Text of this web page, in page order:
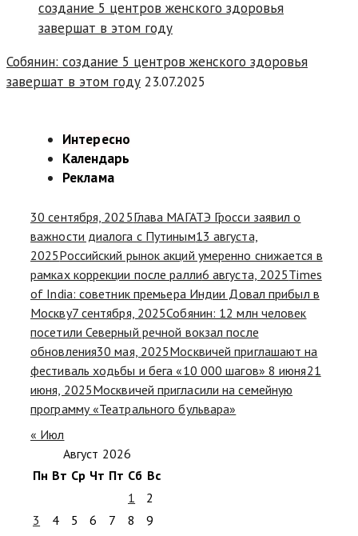
Собянин: создание 5 центров женского здоровья
завершат в этом году 23.07.2025
Интересно
Календарь
Реклама
30 сентября, 2025Глава МАГАТЭ Гросси заявил о
важности диалога с Путиным13 августа,
2025Российский рынок акций умеренно снижается в
рамках коррекции после ралли6 августа, 2025Times
of India: советник премьера Индии Довал прибыл в
Москву7 сентября, 2025Собянин: 12 млн человек
посетили Северный речной вокзал после
обновления30 мая, 2025Москвичей приглашают на
фестиваль ходьбы и бега «10 000 шагов» 8 июня21
июня, 2025Москвичей пригласили на семейную
программу «Театрального бульвара»
« Июл
Август 2026
Пн Вт Ср Чт Пт Сб Вс
1
2
3
4 5 6 7 8
9